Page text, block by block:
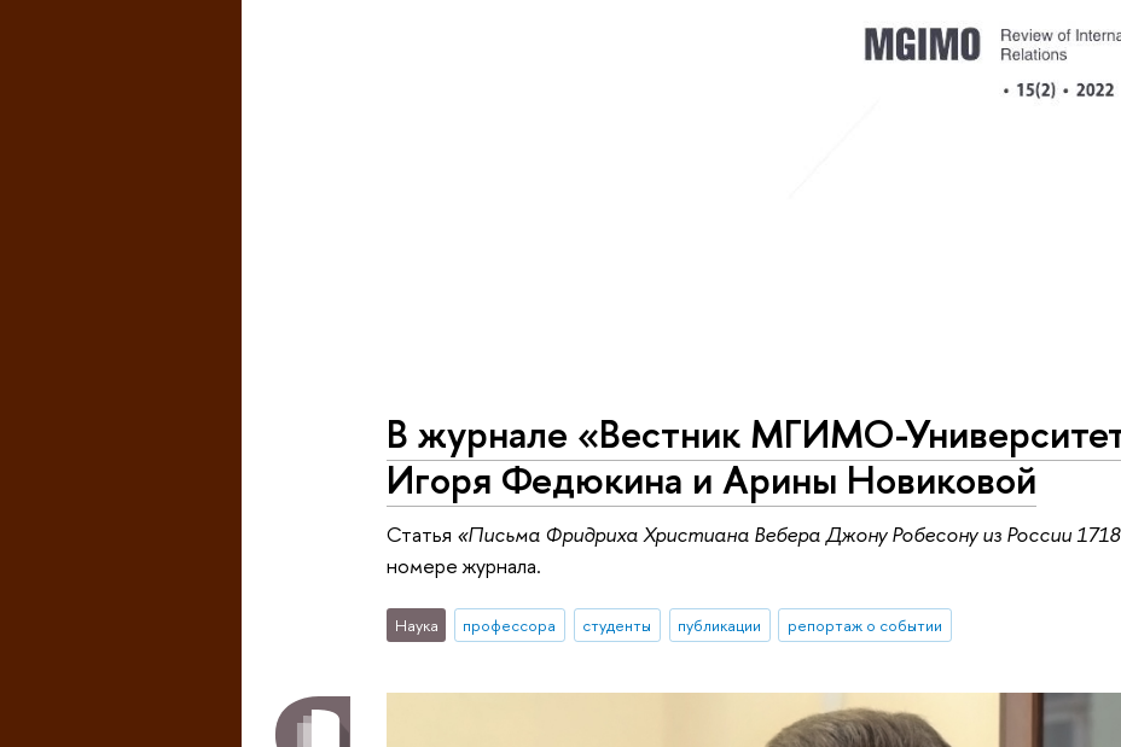
В журнале «Вестник МГИМО-
Игоря Федюкина и Арины Новиковой
Статья «Письма Фридриха Христиана Вебера Джону Робесону из России
номере журнала.
Наука профессора студенты публикации репортаж о событии